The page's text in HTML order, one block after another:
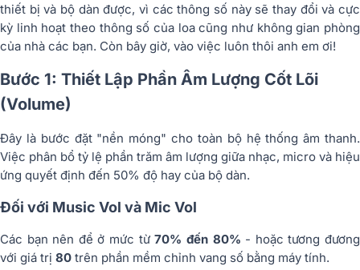
thiết bị và bộ dàn được, vì các thông số này sẽ thay đổi và cực
kỳ linh hoạt theo thông số của loa cũng như không gian phòng
của nhà các bạn. Còn bây giờ, vào việc luôn thôi anh em ơi!
Bước 1: Thiết Lập Phần Âm Lượng Cốt Lõi
(Volume)
Đây là bước đặt "nền móng" cho toàn bộ hệ thống âm thanh.
Việc phân bổ tỷ lệ phần trăm âm lượng giữa nhạc, micro và hiệu
ứng quyết định đến 50% độ hay của bộ dàn.
Đối với Music Vol và Mic Vol
Các bạn nên để ở mức từ70% đến 80% - hoặc tương đương
với giá trị 80 trên phần mềm chỉnh vang số bằng máy tính.